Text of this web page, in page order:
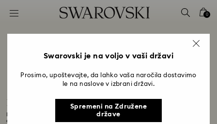
Seznam tipk za dostop
4 - Rezultati iskanja
0
Praznični dodatki in dragulji
Letos poskrbite za bolj poudarjen praznični videz. Od elegantnih lasnih
dodatkov...
Swarovski je na voljo v vaši državi
Prosimo, upoštevajte, da lahko vaša naročila dostavimo
le na naslove v izbrani državi.
Spremeni na Združene
države